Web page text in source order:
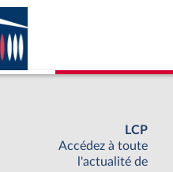
LCP
Accédez à toute
l'actualité de